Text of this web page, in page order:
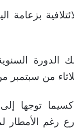
بزعامة
الدورة
من
توجها
رغم الأمطار